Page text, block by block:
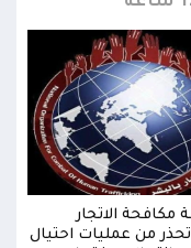
الاتجار
تحذر من عمليات احتيال